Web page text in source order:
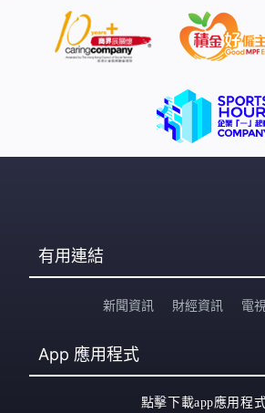
有用連結
新聞資訊 財經資訊 電
App 應用程式
點擊下載app應用程